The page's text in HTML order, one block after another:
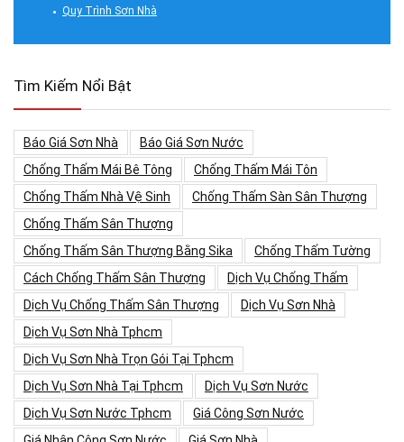
Quy Trình Sơn Nhà
Tìm Kiếm Nổi Bật
Báo Giá Sơn Nhà
Báo Giá Sơn Nước
Chống Thấm Mái Bê Tông
Chống Thấm Mái Tôn
Chống Thấm Nhà Vệ Sinh
Chống Thấm Sàn Sân Thượng
Chống Thấm Sân Thượng
Chống Thấm Sân Thượng Bằng Sika
Chống Thấm Tường
Cách Chống Thấm Sân Thượng
Dịch Vụ Chống Thấm
Dịch Vụ Chống Thấm Sân Thượng
Dịch Vụ Sơn Nhà
Dịch Vụ Sơn Nhà Tphcm
Dịch Vụ Sơn Nhà Trọn Gói Tại Tphcm
Dịch Vụ Sơn Nhà Tại Tphcm
Dịch Vụ Sơn Nước
Dịch Vụ Sơn Nước Tphcm
Giá Công Sơn Nước